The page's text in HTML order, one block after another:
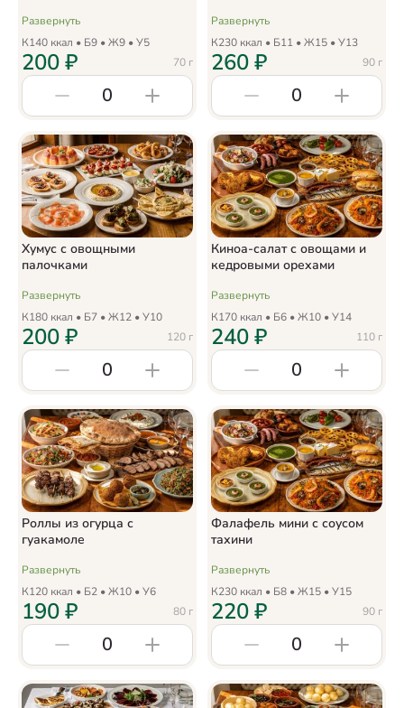
Развернуть
К140 ккал • Б9 • Ж9 • У5
70 г
200₽
0
Развернуть
К230 ккал • Б11 • Ж15 • У13
90 г
260₽
0
Хумус с овощными
палочками
Развернуть
К180 ккал • Б7 • Ж12 • У10
120 г
200₽
0
Киноа-салат с овощами и
кедровыми орехами
Развернуть
К170 ккал • Б6 • Ж10 • У14
110 г
240₽
0
Роллы из огурца с
гуакамоле
Развернуть
К120 ккал • Б2 • Ж10 • У6
80 г
190₽
0
Фалафель мини с соусом
тахини
Развернуть
К230 ккал • Б8 • Ж15 • У15
90 г
220₽
0